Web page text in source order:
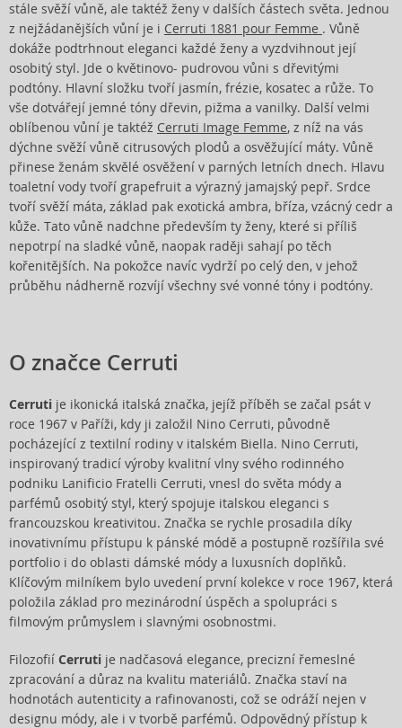
stále svěží vůně, ale taktéž ženy v dalších částech světa. Jednou
z nejžádanějších vůní je i Cerruti 1881 pour Femme . Vůně
dokáže podtrhnout eleganci každé ženy a vyzdvihnout její
osobitý styl. Jde o květinovo- pudrovou vůni s dřevitými
podtóny. Hlavní složku tvoří jasmín, frézie, kosatec a růže. To
vše dotvářejí jemné tóny dřevin, pižma a vanilky. Další velmi
oblíbenou vůní je taktéž Cerruti Image Femme, z níž na vás
dýchne svěží vůně citrusových plodů a osvěžující máty. Vůně
přinese ženám skvělé osvěžení v parných letních dnech. Hlavu
toaletní vody tvoří grapefruit a výrazný jamajský pepř. Srdce
tvoří svěží máta, základ pak exotická ambra, bříza, vzácný cedr a
kůže. Tato vůně nadchne především ty ženy, které si příliš
nepotrpí na sladké vůně, naopak raději sahají po těch
kořenitějších. Na pokožce navíc vydrží po celý den, v jehož
průběhu nádherně rozvíjí všechny své vonné tóny i podtóny.
O značce Cerruti
Cerruti je ikonická italská značka, jejíž příběh se začal psát v
roce 1967 v Paříži, kdy ji založil Nino Cerruti, původně
pocházející z textilní rodiny v italském Biella. Nino Cerruti,
inspirovaný tradicí výroby kvalitní vlny svého rodinného
podniku Lanificio Fratelli Cerruti, vnesl do světa módy a
parfémů osobitý styl, který spojuje italskou eleganci s
francouzskou kreativitou. Značka se rychle prosadila díky
inovativnímu přístupu k pánské módě a postupně rozšířila své
portfolio i do oblasti dámské módy a luxusních doplňků.
Klíčovým milníkem bylo uvedení první kolekce v roce 1967, která
položila základ pro mezinárodní úspěch a spolupráci s
filmovým průmyslem i slavnými osobnostmi.
Filozofií Cerruti je nadčasová elegance, precizní řemeslné
zpracování a důraz na kvalitu materiálů. Značka staví na
hodnotách autenticity a rafinovanosti, což se odráží nejen v
designu módy, ale i v tvorbě parfémů. Odpovědný přístup k